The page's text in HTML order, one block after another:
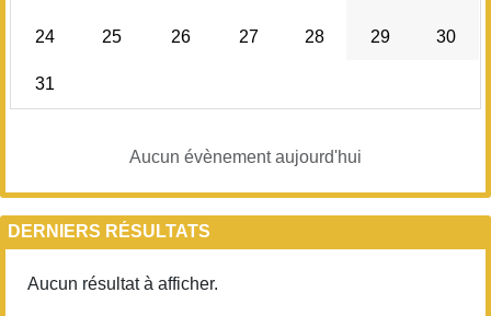
24 25 26 27 28 29 30
31
Aucun évènement aujourd'hui
DERNIERS RÉSULTATS
Aucun résultat à afficher.